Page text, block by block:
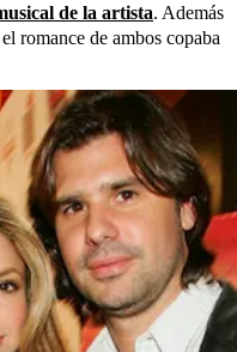
de la artista. Además
romance de ambos copaba